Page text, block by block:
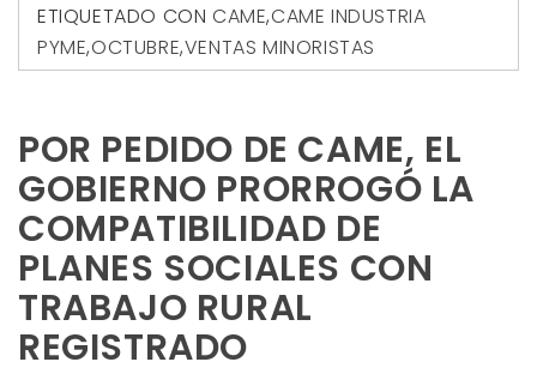
ETIQUETADO CON CAME,CAME INDUSTRIA
PYME,OCTUBRE,VENTAS MINORISTAS
POR PEDIDO DE CAME, EL
GOBIERNO PRORROGÓ LA
COMPATIBILIDAD DE
PLANES SOCIALES CON
TRABAJO RURAL
REGISTRADO